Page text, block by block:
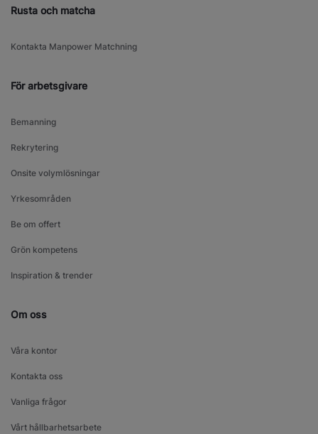
Rusta och matcha
Kontakta Manpower Matchning
För arbetsgivare
Bemanning
Rekrytering
Onsite volymlösningar
Yrkesområden
Be om offert
Grön kompetens
Inspiration & trender
Om oss
Våra kontor
Kontakta oss
Vanliga frågor
Vårt hållbarhetsarbete